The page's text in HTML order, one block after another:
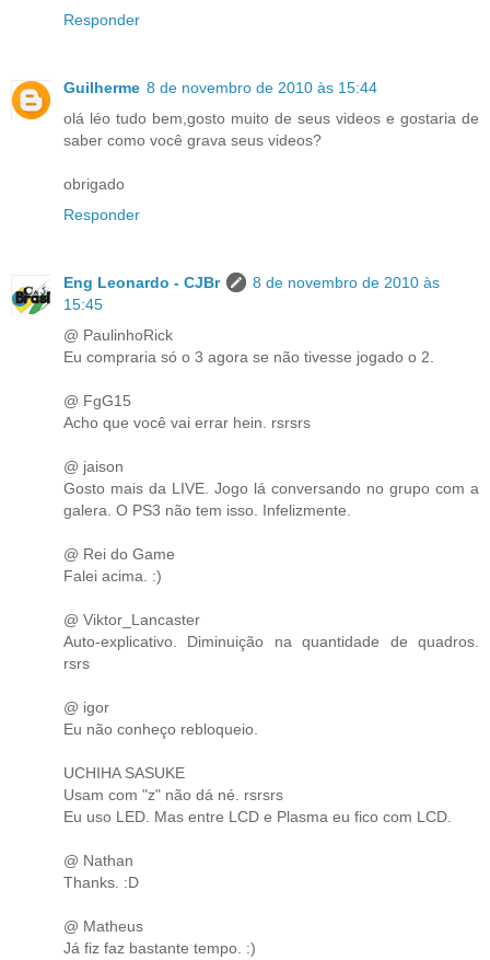
Responder
Guilherme 8 de novembro de 2010 às 15:44
olá léo tudo bem,gosto muito de seus videos e gostaria de
saber como você grava seus videos?
obrigado
Responder
Eng Leonardo - CJBr
8 de novembro de 2010 às
15:45
@ PaulinhoRick
Eu compraria só o 3 agora se não tivesse jogado o 2.
@ FgG15
Acho que você vai errar hein. rsrsrs
@ jaison
Gosto mais da LIVE. Jogo lá conversando no grupo com a
galera. O PS3 não tem isso. Infelizmente.
@ Rei do Game
Falei acima. :)
@ Viktor_Lancaster
Auto-explicativo. Diminuição na quantidade de quadros.
rsrs
@ igor
Eu não conheço rebloqueio.
UCHIHA SASUKE
Usam com "z" não dá né. rsrsrs
Eu uso LED. Mas entre LCD e Plasma eu fico com LCD.
@ Nathan
Thanks. :D
@ Matheus
Já fiz faz bastante tempo. :)